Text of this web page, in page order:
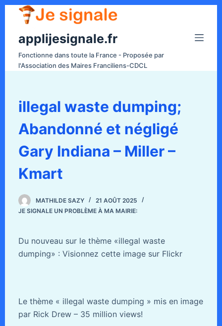
applijesignale.fr
Fonctionne dans toute la France - Proposée par
l'Association des Maires Franciliens-CDCL
illegal waste dumping;
Abandonné et négligé
Gary Indiana – Miller –
Kmart
MATHILDE SAZY
21 AOÛT 2025
JE SIGNALE UN PROBLÈME À MA MAIRIE:
Du nouveau sur le thème «illegal waste
dumping» : Visionnez cette image sur Flickr
Le thème « illegal waste dumping » mis en image
par Rick Drew – 35 million views!